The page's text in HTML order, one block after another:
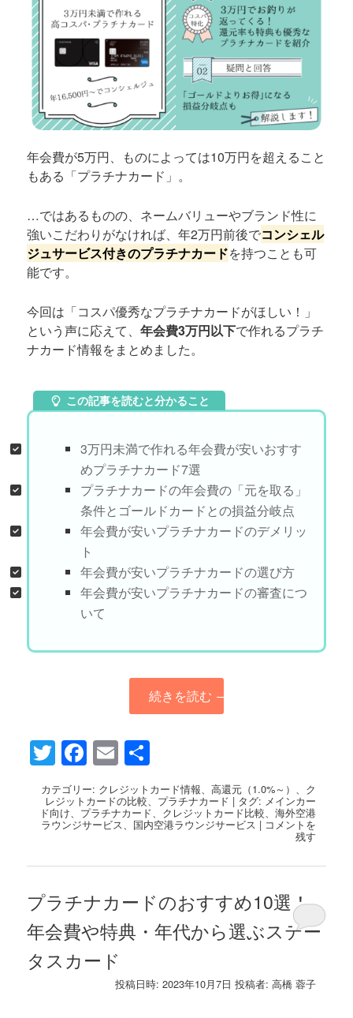
年会費が5万円、ものによっては10万円を超えること
もある「プラチナカード」。
…ではあるものの、ネームバリューやブランド性に
強いこだわりがなければ、年2万円前後でコンシェル
ジュサービス付きのプラチナカードを持つことも可
能です。
今回は「コスパ優秀なプラチナカードがほしい！」
という声に応えて、年会費3万円以下で作れるプラチ
ナカード情報をまとめました。
この記事を読むと分かること
3万円未満で作れる年会費が安いおすす
めプラチナカード7選
プラチナカードの年会費の「元を取る」
条件とゴールドカードとの損益分岐点
年会費が安いプラチナカードのデメリッ
ト
年会費が安いプラチナカードの選び方
年会費が安いプラチナカードの審査につ
いて
続きを読む →
Twitter
Facebook
Email
有
カテゴリー: クレジットカード情報、高還元（1.0%～） 、 ク
レジットカードの比較、 プラチナカード | タグ: メインカー
ド向け、 プラチナカード、 クレジットカード比較、海外空港
ラウンジサービス、 国内空港ラウンジサービス | コメントを
残す
プラチナカードのおすすめ10選！
年会費や特典・年代から選ぶステー
タスカード
投稿日時:2023年10月7日 投稿者:高橋 蓉子